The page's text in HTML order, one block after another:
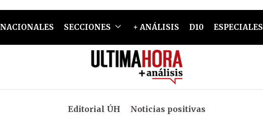
NACIONALES SECCIONES + ANÁLISIS D10 ESPECIALES
Editorial ÚH Noticias positivas